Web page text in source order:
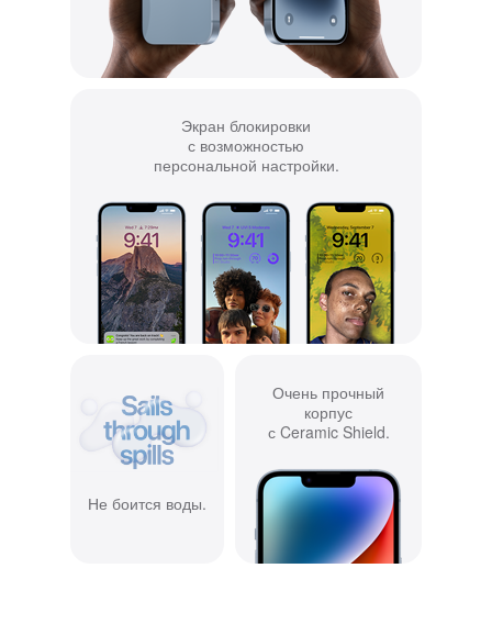
Экран блокировки
с возможностью
персональной настройки.
Не боится воды.
Очень прочный
корпус
с Ceramic Shield.